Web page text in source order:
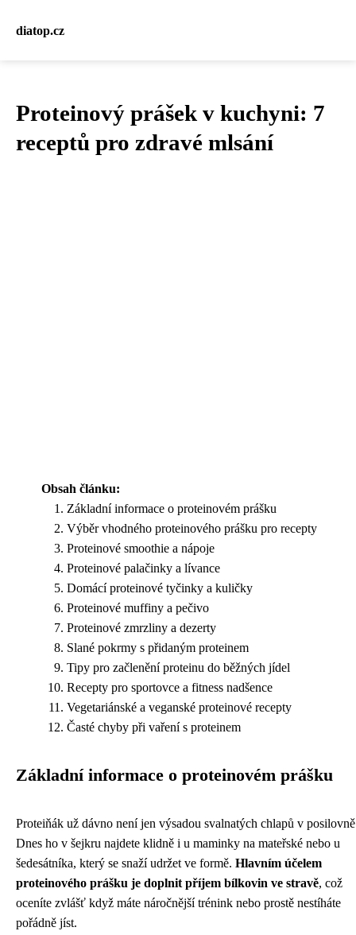
diatop.cz
Proteinový prášek v kuchyni: 7
receptů pro zdravé mlsání
Obsah článku:
Základní informace o proteinovém prášku
Výběr vhodného proteinového prášku pro recepty
Proteinové smoothie a nápoje
Proteinové palačinky a lívance
Domácí proteinové tyčinky a kuličky
Proteinové muffiny a pečivo
Proteinové zmrzliny a dezerty
Slané pokrmy s přidaným proteinem
Tipy pro začlenění proteinu do běžných jídel
Recepty pro sportovce a fitness nadšence
Vegetariánské a veganské proteinové recepty
Časté chyby při vaření s proteinem
Základní informace o proteinovém prášku
Proteiňák už dávno není jen výsadou svalnatých chlapů v
Dnes ho v šejkru najdete klidně i u maminky na mateřské nebo u
šedesátníka, který se snaží udržet ve formě. Hlavním účelem
proteinového prášku je doplnit příjem bílkovin ve stravě, což
oceníte zvlášť když máte náročnější trénink nebo prostě nestíháte
pořádně jíst.